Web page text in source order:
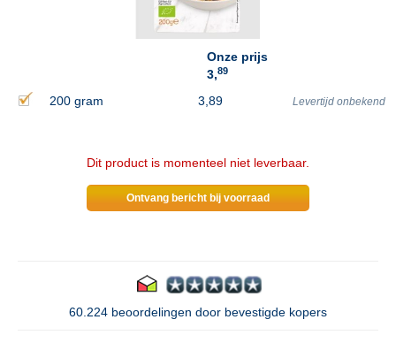
Onze prijs
3,89
200 gram 3,89 Levertijd onbekend
Dit product is momenteel niet leverbaar.
Ontvang bericht bij voorraad
60.224 beoordelingen door bevestigde kopers